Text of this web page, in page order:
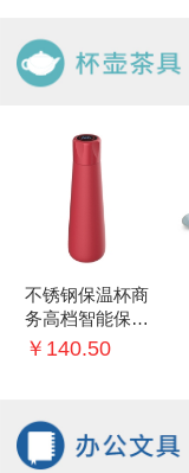
不锈钢保温杯商
务高档智能保温
杯创意礼品杯
￥140.50